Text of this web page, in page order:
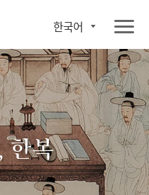
한국어
한복